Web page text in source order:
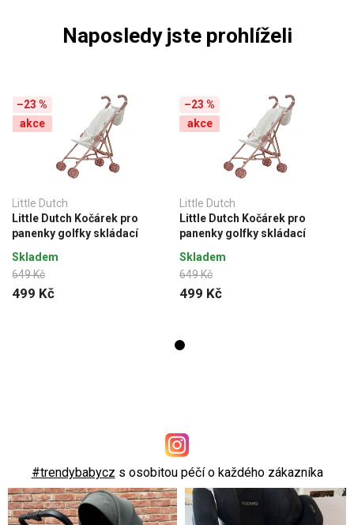
Naposledy jste prohlíželi
–23 %
akce
Little Dutch
Little Dutch Kočárek pro
panenky golfky skládací
649 Kč
499 Kč
Skladem
–23 %
akce
Little Dutch
Little Dutch Kočárek pro
panenky golfky skládací
649 Kč
499 Kč
Skladem
#trendybabycz s osobitou péčí o každého zákazníka